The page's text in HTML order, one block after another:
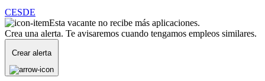
CESDE
Esta vacante no recibe más aplicaciones.
Crea una alerta. Te avisaremos cuando tengamos empleos similares.
Crear alerta